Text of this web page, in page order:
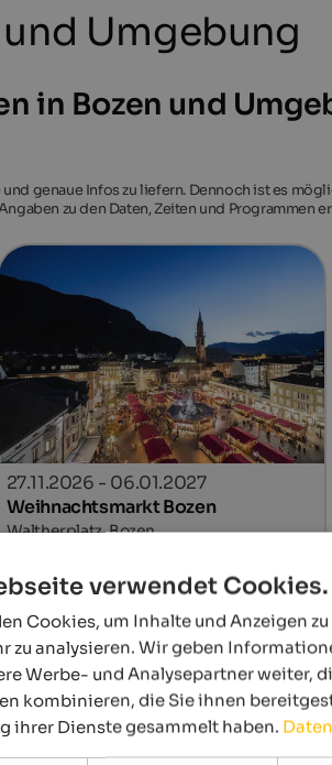
und Umgebung
in Bozen und
genaue Infos zu liefern. Dennoch ist es
zu den Daten, Zeiten und Programmen
27.11.2026 - 06.01.2027
Weihnachtsmarkt Bozen
Waltherplatz, Bozen
Details
verwendet Cookies.
Cookies, um Inhalte und Anzeigen
zu analysieren. Wir geben
Werbe- und Analysepartner weiter,
kombinieren, die Sie ihnen
ihrer Dienste gesammelt haben.